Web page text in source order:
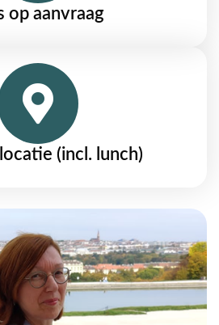
op aanvraag
(incl. lunch)